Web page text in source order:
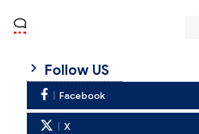
Follow US
Facebook
X